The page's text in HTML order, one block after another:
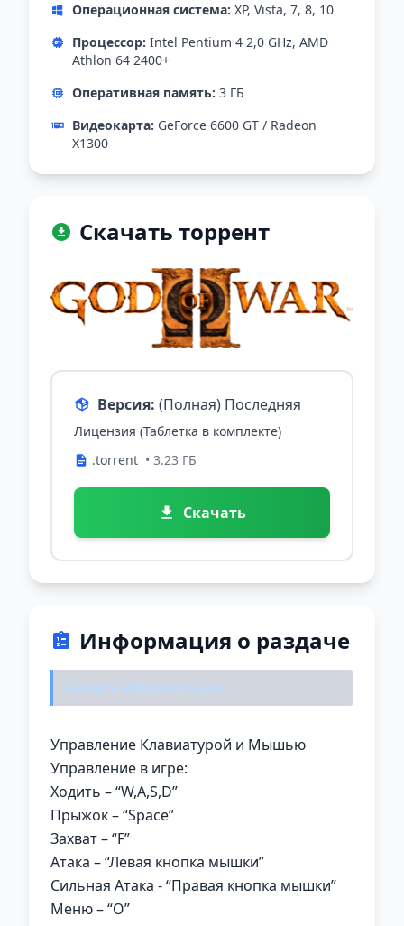
Операционная система: XP, Vista, 7, 8, 10
Процессор: Intel Pentium 4 2,0 GHz, AMD
Athlon 64 2400+
Оперативная память: 3 ГБ
Видеокарта: GeForce 6600 GT / Radeon
X1300
Скачать торрент
Версия: (Полная) Последняя
Лицензия (Таблетка в комплекте)
.torrent • 3.23 ГБ
Скачать
Информация о раздаче
Читать обязательно:
Управление Клавиатурой и Мышью
Управление в игре:
Ходить – “W,A,S,D”
Прыжок – “Space”
Захват – “F”
Атака – “Левая кнопка мышки”
Сильная Атака - “Правая кнопка мышки”
Меню – “O”